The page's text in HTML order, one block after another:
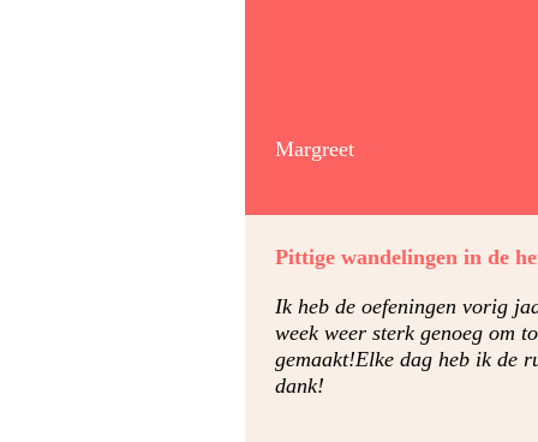
Margreet
Pittige wandelingen in de
Ik heb de oefeningen vorig
week weer sterk genoeg om
gemaakt!Elke dag heb ik de
dank!